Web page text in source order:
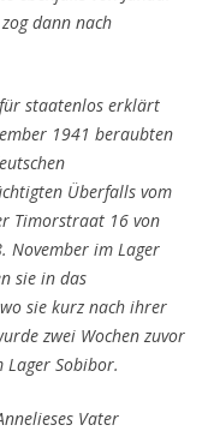
dann nach
staatenlos erklärt
1941 beraubten
Überfalls vom
Timorstraat 16 von
November im Lager
sie in das
sie kurz nach ihrer
zwei Wochen zuvor
Sobibor.
Vater